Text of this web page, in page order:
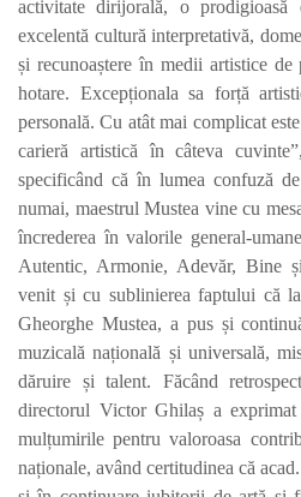
activitate dirijorală, o prodigioasă
excelentă cultură interpretativă,
și recunoaștere în medii artistice
hotare. Excepționala sa forță
personală. Cu atât mai complicat
carieră artistică în câteva
specificând că în lumea confuză
numai, maestrul Mustea vine cu
încrederea în valorile general-
Autentic, Armonie, Adevăr, Bine
venit și cu sublinierea faptului că
Gheorghe Mustea, a pus și
muzicală națională și universală,
dăruire și talent. Făcând
directorul Victor Ghilaș a
mulțumirile pentru valoroasa
naționale, având certitudinea că